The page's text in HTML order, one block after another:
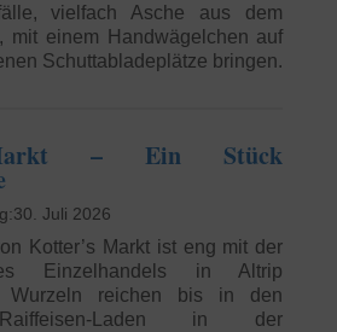
vielfach Asche aus dem
mit einem Handwägelchen auf
Schuttabladeplätze bringen.
– Ein Stück
30. Juli 2026
Kotter’s Markt ist eng mit der
Einzelhandels in Altrip
Wurzeln reichen bis in den
Laden in der